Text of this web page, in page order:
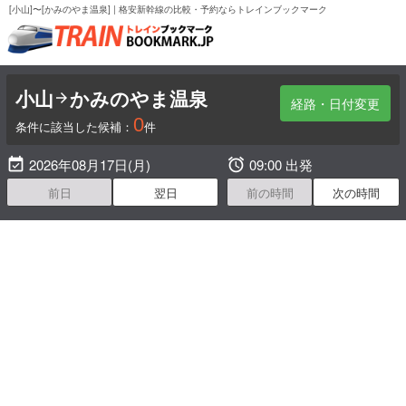
[小山]〜[かみのやま温泉] | 格安新幹線の比較・予約ならトレインブックマーク
経路・日付変更
小山 かみのやま温泉
条件に該当した候補： 0件
 2026年08月17日(月)
前日 翌日
 09:00 出発
前の時間 次の時間